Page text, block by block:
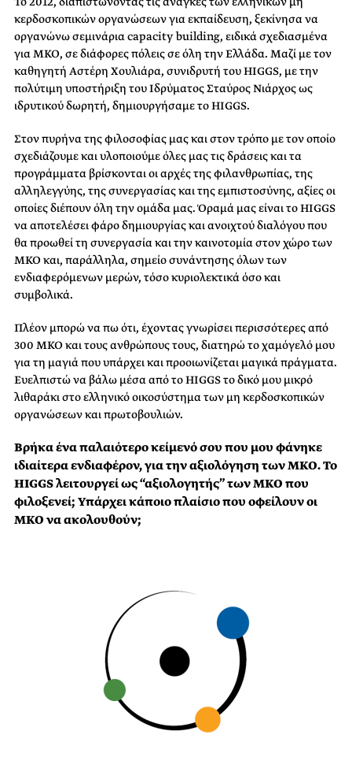
κερδοσκοπικών οργανώσεων για εκπαίδευση, ξεκίνησα να
οργανώνω σεμινάρια capacity building, ειδικά σχεδιασμένα
για ΜΚΟ, σε διάφορες πόλεις σε όλη την Ελλάδα. Μαζί με τον
καθηγητή Αστέρη Χουλιάρα, συνιδρυτή του HIGGS, με την
πολύτιμη υποστήριξη του Ιδρύματος Σταύρος Νιάρχος ως
ιδρυτικού δωρητή, δημιουργήσαμε το HIGGS.
Στον πυρήνα της φιλοσοφίας μας και στον τρόπο με τον οποίο
σχεδιάζουμε και υλοποιούμε όλες μας τις δράσεις και τα
προγράμματα βρίσκονται οι αρχές της φιλανθρωπίας, της
αλληλεγγύης, της συνεργασίας και της εμπιστοσύνης, αξίες οι
οποίες διέπουν όλη την ομάδα μας. Όραμά μας είναι το HIGGS
να αποτελέσει φάρο δημιουργίας και ανοιχτού διαλόγου που
θα προωθεί τη συνεργασία και την καινοτομία στον χώρο των
ΜΚΟ και, παράλληλα, σημείο συνάντησης όλων των
ενδιαφερόμενων μερών, τόσο κυριολεκτικά όσο και
συμβολικά.
Πλέον μπορώ να πω ότι, έχοντας γνωρίσει περισσότερες από
300 ΜΚΟ και τους ανθρώπους τους, διατηρώ το χαμόγελό μου
για τη μαγιά που υπάρχει και προοιωνίζεται μαγικά πράγματα.
Ευελπιστώ να βάλω μέσα από το HIGGS το δικό μου μικρό
λιθαράκι στο ελληνικό οικοσύστημα των μη κερδοσκοπικών
οργανώσεων και πρωτοβουλιών.
Βρήκα ένα παλαιότερο κείμενό σου που μου φάνηκε
ιδιαίτερα ενδιαφέρον, για την αξιολόγηση των ΜΚΟ. Το
HIGGS λειτουργεί ως “αξιολογητής” των ΜΚΟ που
φιλοξενεί; Υπάρχει κάποιο πλαίσιο που οφείλουν οι
ΜΚΟ να ακολουθούν;